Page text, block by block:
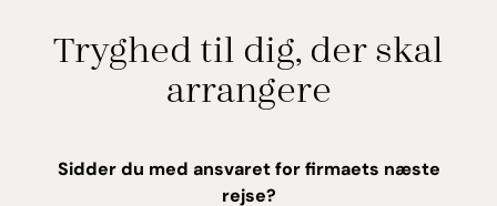
Tryghed til dig, der skal
arrangere
Sidder du med ansvaret for firmaets næste
rejse?